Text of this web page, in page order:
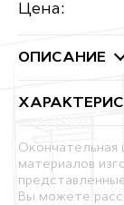
Цена:
ОПИСАНИЕ
Окончательная
материалов
Вы можете